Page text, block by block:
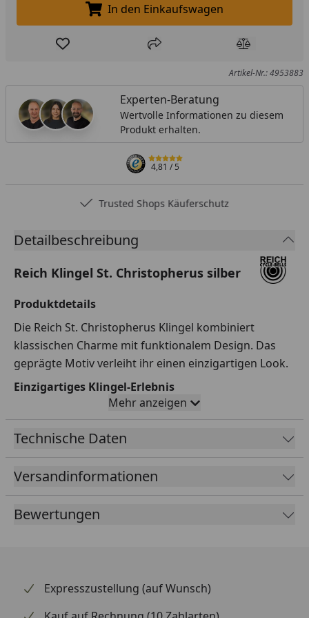
In den Einkaufswagen legen
In den Einkaufswagen
Produkt zur Wunschliste hinzufügen
Teilen Produkt
Artikel-Nr.: 4953883
Experten-Beratung
Wertvolle Informationen zu diesem
Produkt erhalten.
4,81/ 5
Trusted Shops Käuferschutz
Detailbeschreibung
Reich Klingel St. Christopherus silber
Produktdetails
Die Reich St. Christopherus Klingel kombiniert
klassischen Charme mit funktionalem Design. Das
geprägte Motiv verleiht ihr einen einzigartigen Look.
Einzigartiges Klingel-Erlebnis
Dank des integrierten Trillerwerks bietet die Klingel
Gefertigt aus hochwertigen Materialien wie
Kunststoff und Stahl, sorgt sie für langanhaltende
Haltbarkeit.
Mehr anzeigen
Technische Daten
Versandinformationen
Bewertungen
Expresszustellung (auf Wunsch)